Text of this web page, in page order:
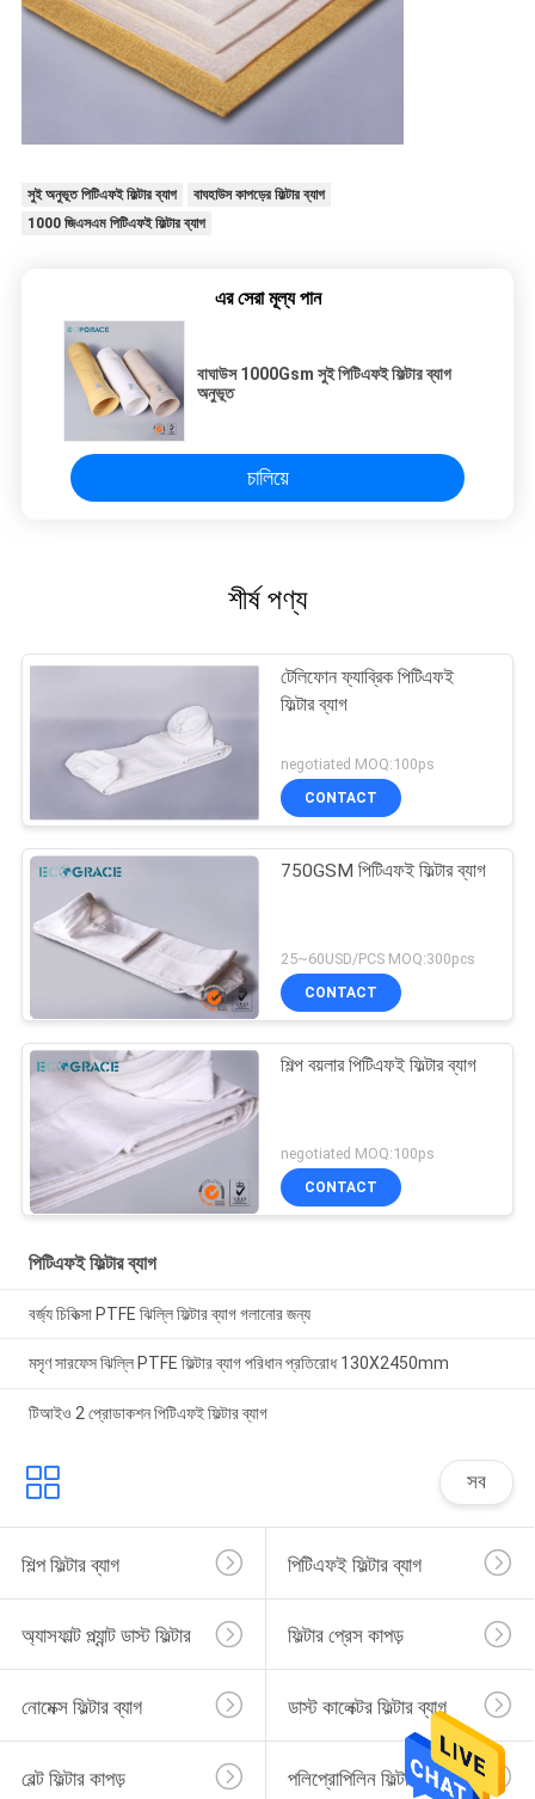
সুই অনুভূত পিটিএফই ফিল্টার ব্যাগ
বাঘহাউস কাপড়ের ফিল্টার ব্যাগ
1000 জিএসএম পিটিএফই ফিল্টার ব্যাগ
এর সেরা মূল্য পান
বাঘাউস 1000Gsm সুই পিটিএফই ফিল্টার ব্যাগ
অনুভূত
চালিয়ে
শীর্ষ পণ্য
টেলিফোন ফ্যাব্রিক পিটিএফই
ফিল্টার ব্যাগ
negotiated MOQ:100ps
CONTACT
750GSM পিটিএফই ফিল্টার ব্যাগ
25~60USD/PCS MOQ:300pcs
CONTACT
শিল্প বয়লার পিটিএফই ফিল্টার ব্যাগ
negotiated MOQ:100ps
CONTACT
পিটিএফই ফিল্টার ব্যাগ
বর্জ্য চিকিত্সা PTFE ঝিল্লি ফিল্টার ব্যাগ গলানোর জন্য
মসৃণ সারফেস ঝিল্লি PTFE ফিল্টার ব্যাগ পরিধান প্রতিরোধ 130X2450mm
টিআইও 2 প্রোডাকশন পিটিএফই ফিল্টার ব্যাগ
সব
শিল্প ফিল্টার ব্যাগ পিটিএফই ফিল্টার ব্যাগ
অ্যাসফাল্ট প্ল্যান্ট ডাস্ট ফিল্টার ফিল্টার প্রেস কাপড়
নোমেক্স ফিল্টার ব্যাগ ডাস্ট কালেক্টর ফিল্টার ব্যাগ
বেল্ট ফিল্টার কাপড় পলিপ্রোপিলিন ফিল্টার কাপড়